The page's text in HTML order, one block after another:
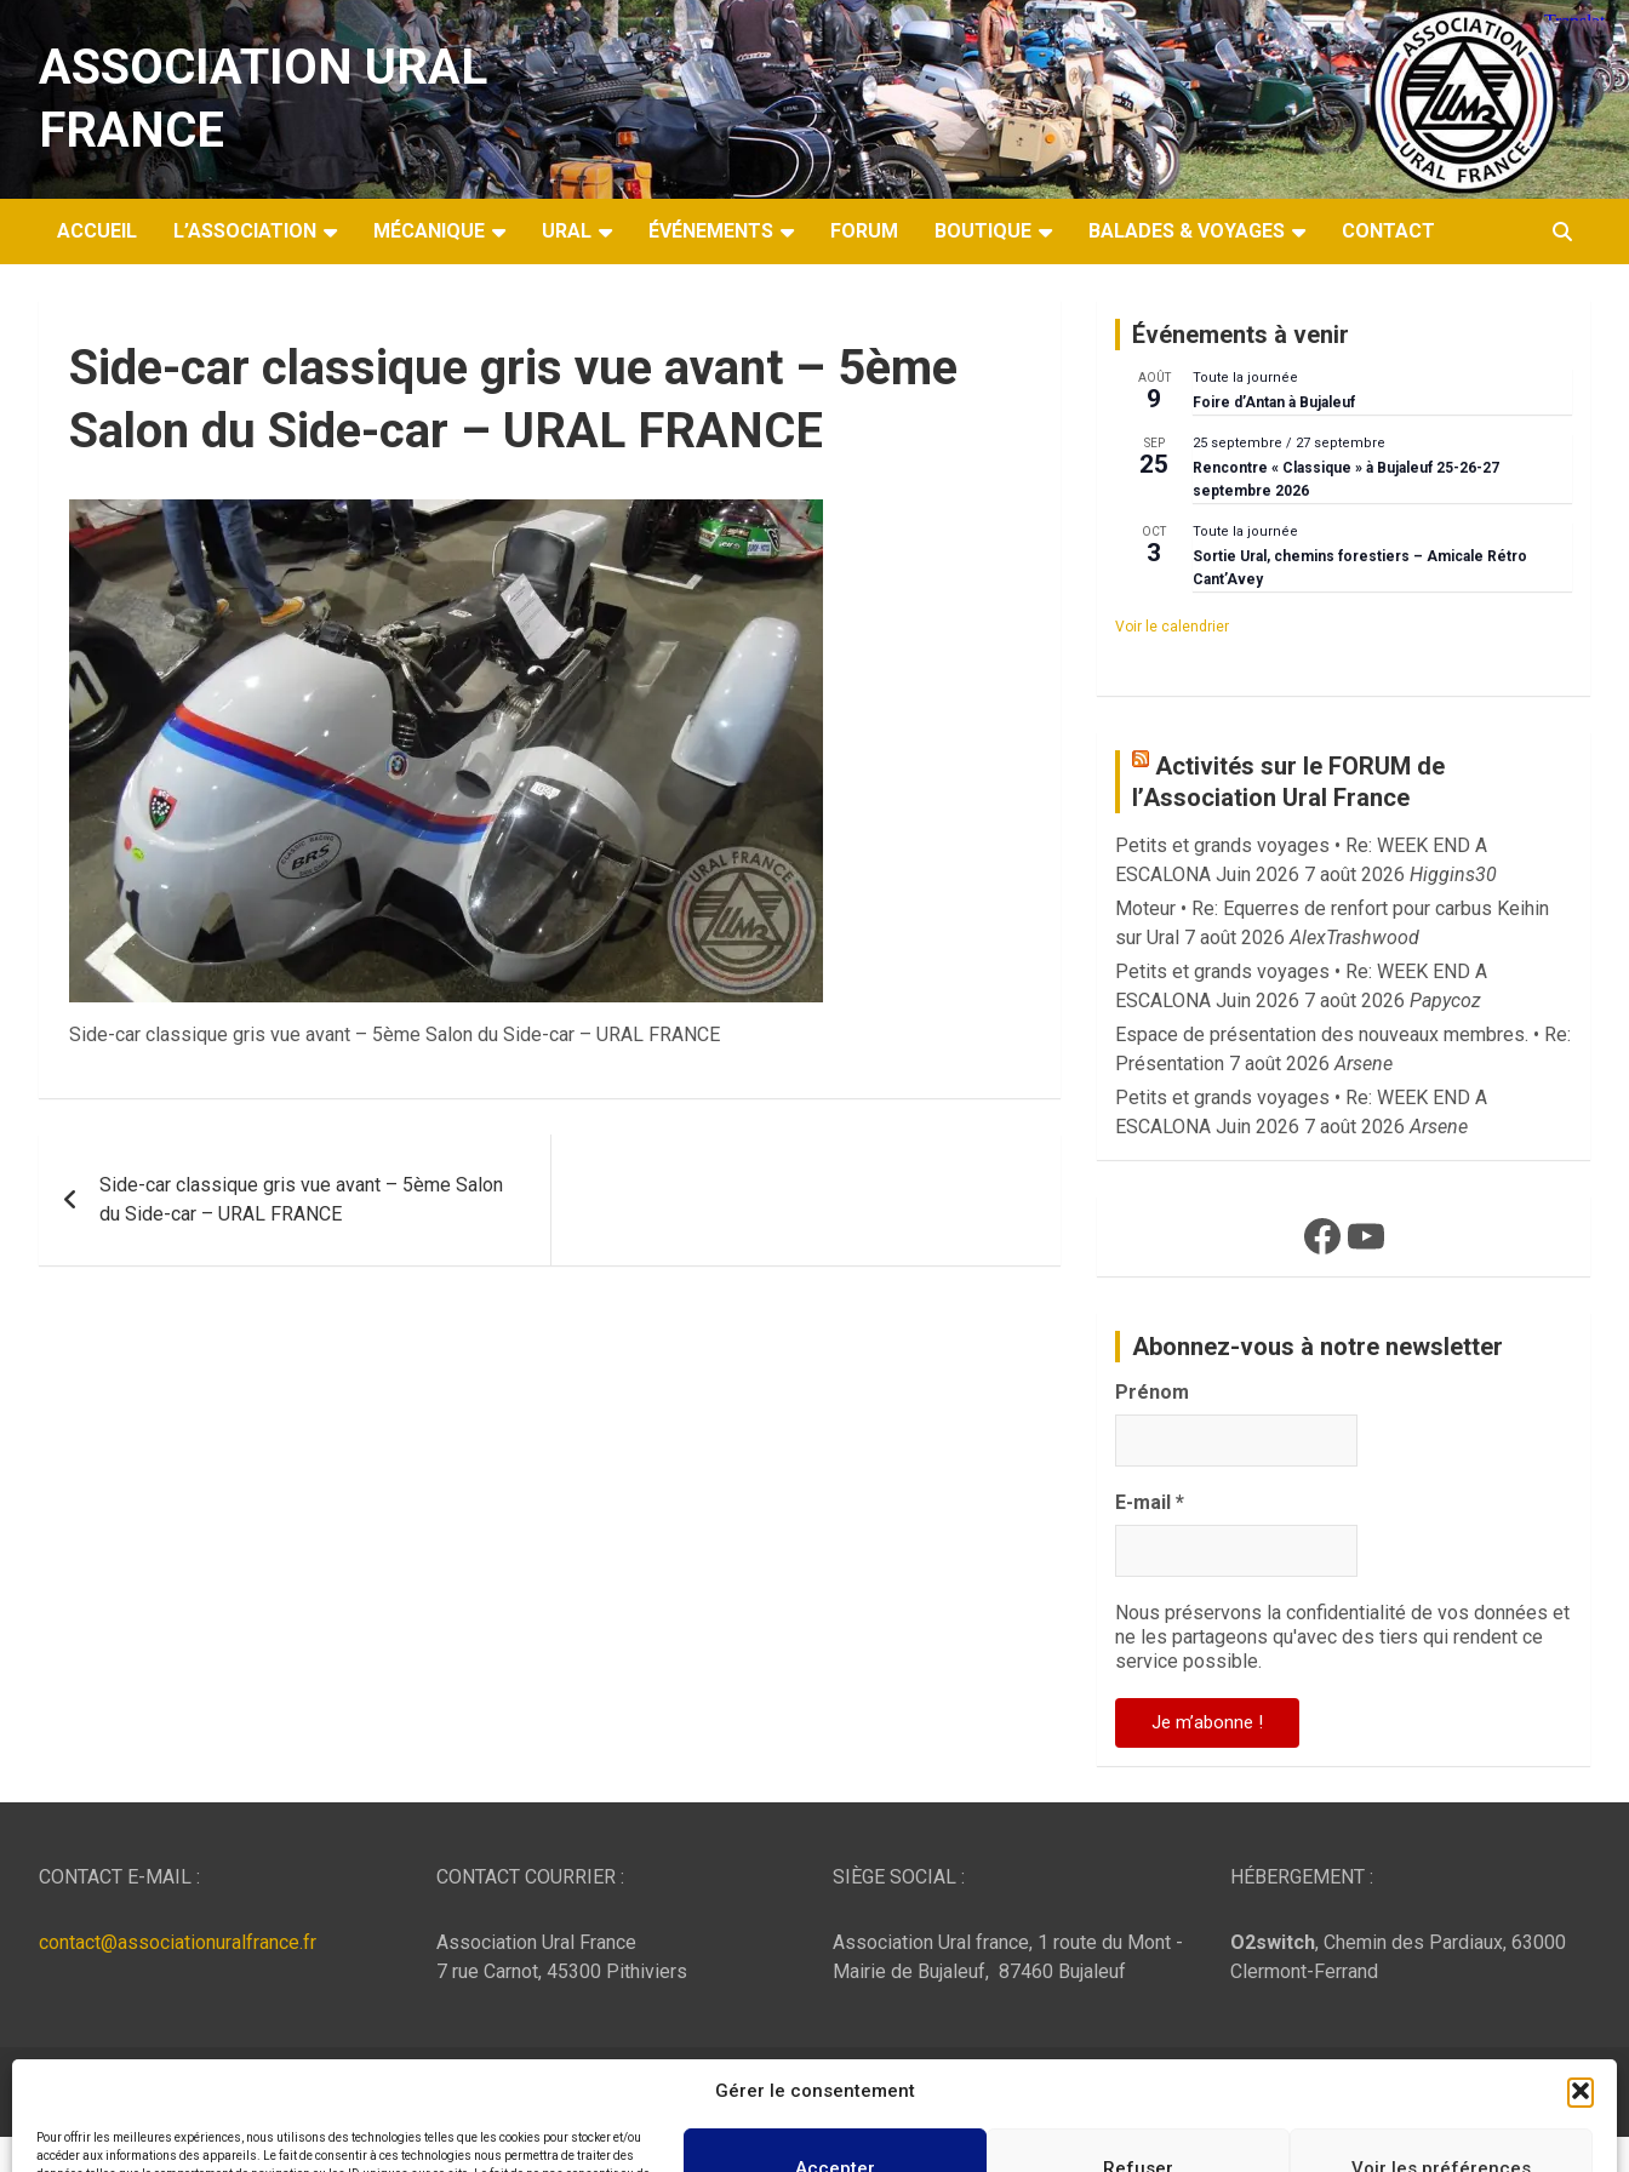
Gérer le consentement
Pour offrir les meilleures expériences, nous utilisons des technologies telles que les cookies pour stocker et/ou
accéder aux informations des appareils. Le fait de consentir à ces technologies nous permettra de traiter des
au
contenuASSOCIATION URAL
FRANCE
ACCUEIL L’ASSOCIATION MÉCANIQUE URAL ÉVÉNEMENTS FORUM BOUTIQUE BALADES & VOYAGES CONTACT
Side-car classique gris vue avant – 5ème
Salon du Side-car – URAL FRANCE
Side-car classique gris vue avant – 5ème Salon du Side-car – URAL FRANCE
de
Side-car classique gris vue avant – 5ème Salon
du Side-car – URAL FRANCE
Événements à venir
AOÛT
9
Toute la journée
Foire d’Antan à Bujaleuf
SEP
25
25 septembre / 27 septembre
Rencontre « Classique » à Bujaleuf 25-26-27
septembre 2026
OCT
3
Toute la journée
Sortie Ural, chemins forestiers – Amicale Rétro
Cant’Avey
Voir le calendrier
Activités sur le FORUM de
l’Association Ural France
Petits et grands voyages • Re: WEEK END A
ESCALONA Juin 2026 7 août 2026 Higgins30
Moteur • Re: Equerres de renfort pour carbus Keihin
sur Ural 7 août 2026 AlexTrashwood
Petits et grands voyages • Re: WEEK END A
ESCALONA Juin 2026 7 août 2026 Papycoz
Espace de présentation des nouveaux membres. • Re:
Présentation 7 août 2026 Arsene
Petits et grands voyages • Re: WEEK END A
ESCALONA Juin 2026 7 août 2026 Arsene
Facebook
YouTube
Abonnez-vous à notre newsletter
Prénom
E-mail*
Nous préservons la confidentialité de vos données et
ne les partageons qu'avec des tiers qui rendent ce
service possible.
CONTACT E-MAIL :
contact@associationuralfrance.fr
CONTACT COURRIER :
Association Ural France
7 rue Carnot, 45300 Pithiviers
SIÈGE SOCIAL :
Association Ural france, 1 route du Mont -
Mairie de Bujaleuf, 87460 Bujaleuf
HÉBERGEMENT :
O2switch, Chemin des Pardiaux, 63000
Clermont-Ferrand
Fièrement propulsé par :